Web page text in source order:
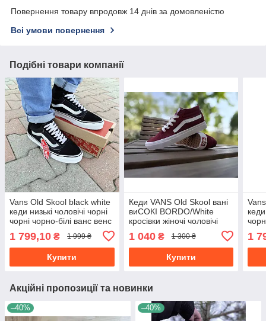
Повернення товару впродовж 14 днів за домовленістю
Всі умови повернення
Подібні товари компанії
Vans Old Skool black white
кеди низькі чоловічі чорні
чорні чорно-білі ванс венс
1 799,10 ₴ 1 999 ₴
Купити
Кеди VANS Old Skool вані
виСОКІ BORDO/White
кросівки жіночі чоловічі
1 040₴ 1 300 ₴
Купити
кеди
1
Акційні пропозиції та новинки
–40% –40%